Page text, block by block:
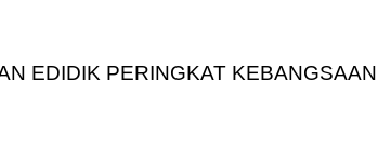
EDIDIK PERINGKAT KEBANGSAAN